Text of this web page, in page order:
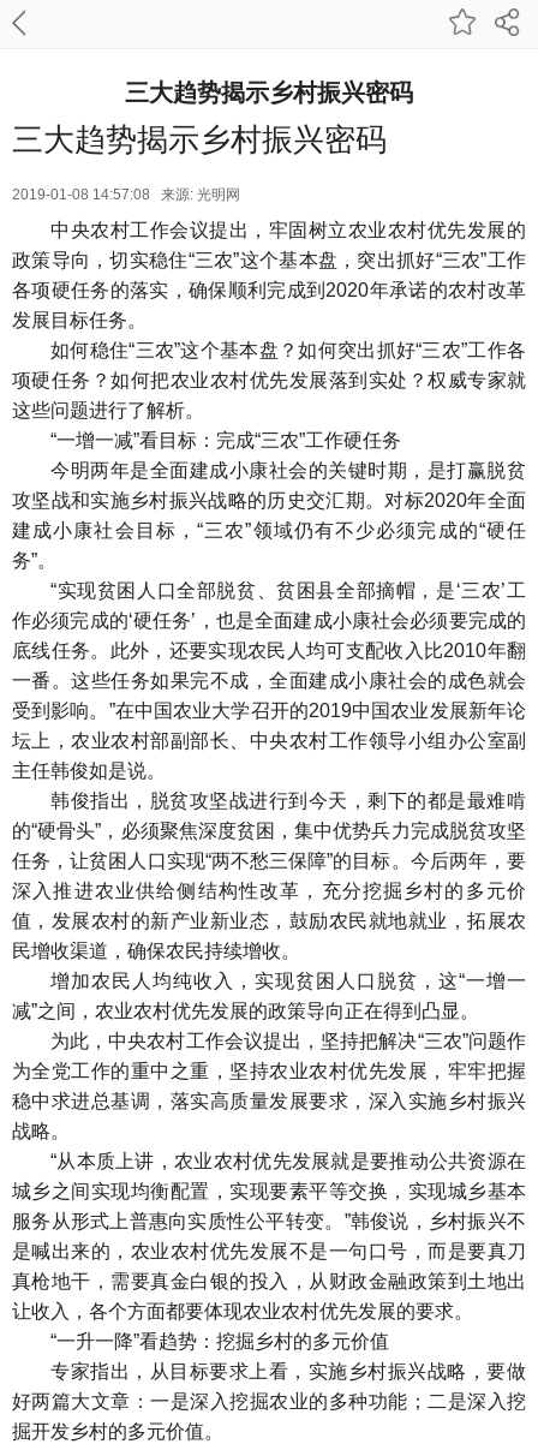
三大趋势揭示乡村振兴密码
三大趋势揭示乡村振兴密码
2019-01-08 14:57:08 来源: 光明网
中央农村工作会议提出，牢固树立农业农村优先发展的
政策导向，切实稳住“三农”这个基本盘，突出抓好“三农”工作
各项硬任务的落实，确保顺利完成到2020年承诺的农村改革
发展目标任务。
如何稳住“三农”这个基本盘？如何突出抓好“三农”工作各
项硬任务？如何把农业农村优先发展落到实处？权威专家就
这些问题进行了解析。
“一增一减”看目标：完成“三农”工作硬任务
今明两年是全面建成小康社会的关键时期，是打赢脱贫
攻坚战和实施乡村振兴战略的历史交汇期。对标2020年全面
建成小康社会目标，“三农”领域仍有不少必须完成的“硬任
务”。
“实现贫困人口全部脱贫、贫困县全部摘帽，是‘三农’工
作必须完成的‘硬任务’，也是全面建成小康社会必须要完成的
底线任务。此外，还要实现农民人均可支配收入比2010年翻
一番。这些任务如果完不成，全面建成小康社会的成色就会
受到影响。”在中国农业大学召开的2019中国农业发展新年论
坛上，农业农村部副部长、中央农村工作领导小组办公室副
主任韩俊如是说。
韩俊指出，脱贫攻坚战进行到今天，剩下的都是最难啃
的“硬骨头”，必须聚焦深度贫困，集中优势兵力完成脱贫攻坚
任务，让贫困人口实现“两不愁三保障”的目标。今后两年，要
深入推进农业供给侧结构性改革，充分挖掘乡村的多元价
值，发展农村的新产业新业态，鼓励农民就地就业，拓展农
民增收渠道，确保农民持续增收。
增加农民人均纯收入，实现贫困人口脱贫，这“一增一
减”之间，农业农村优先发展的政策导向正在得到凸显。
为此，中央农村工作会议提出，坚持把解决“三农”问题作
为全党工作的重中之重，坚持农业农村优先发展，牢牢把握
稳中求进总基调，落实高质量发展要求，深入实施乡村振兴
战略。
“从本质上讲，农业农村优先发展就是要推动公共资源在
城乡之间实现均衡配置，实现要素平等交换，实现城乡基本
服务从形式上普惠向实质性公平转变。”韩俊说，乡村振兴不
是喊出来的，农业农村优先发展不是一句口号，而是要真刀
真枪地干，需要真金白银的投入，从财政金融政策到土地出
让收入，各个方面都要体现农业农村优先发展的要求。
“一升一降”看趋势：挖掘乡村的多元价值
专家指出，从目标要求上看，实施乡村振兴战略，要做
好两篇大文章：一是深入挖掘农业的多种功能；二是深入挖
掘开发乡村的多元价值。